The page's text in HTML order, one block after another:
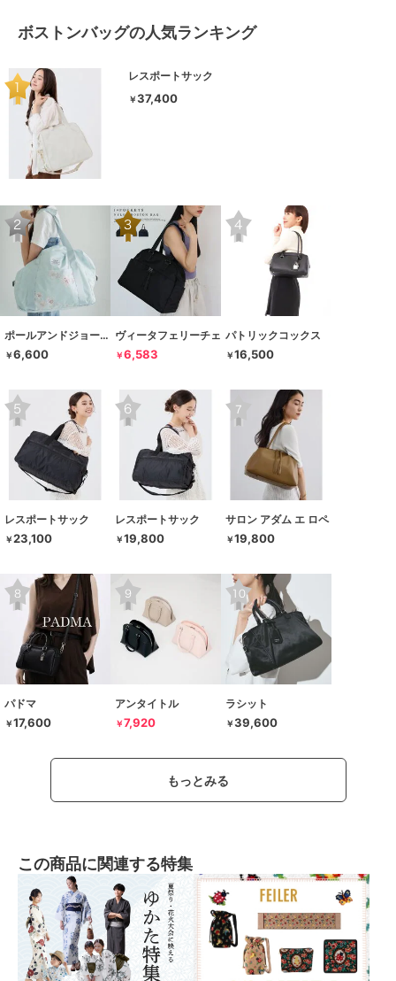
ボストンバッグの人気ランキング
レスポートサック
￥37,400
ポールアンドジョーアクセソワ
￥6,600
ヴィータフェリーチェ
￥6,583
パトリックコックス
￥16,500
レスポートサック
￥23,100
レスポートサック
￥19,800
サロン アダム エ ロペ
￥19,800
パドマ
￥17,600
アンタイトル
￥7,920
ラシット
￥39,600
もっとみる
この商品に関連する特集